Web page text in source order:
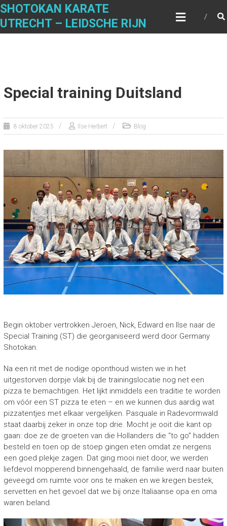
Ga
de
SHOTOKAN KARATE
UTRECHT – LEIDSCHE RIJN
Special training Duitsland
8 oktober 2025 Ilse Herbert Blog
Begin oktober vertrokken Jeroen, Nick, Edward en Ilse naar de
Special Training (ST) die georganiseerd werd door Germany
Shotokan.
Na een rit met de nodige oponthoud wisten we in het
uitgestorven dorpje vlak bij de trainingslocatie nog net een
pizza te bemachtigen. Het lijkt inmiddels een traditie te worden
om vóór een ST pizza te eten – en we kunnen dus aardig wat
pizzatentjes met elkaar vergelijken. Pasquale in Radevormwald
staat daarbij zeker in onze top drie. Mocht je ooit die kant op
gaan: doe ze de groeten van die Hollanders die “to go” hadden
besteld en toen op de stoep gingen eten omdat ze nergens
een goed plekje zagen. Dat ging mooi niet door, we werden
liefdevol mopperend binnengehaald, de familie werd naar buiten
geveegd om ruimte voor ons te maken en we kregen bestek,
servetten en het gevoel dat we bij onze Italiaanse opa en oma
waren beland.